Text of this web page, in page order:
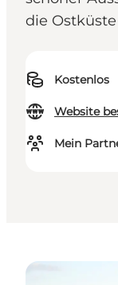
die
Kostenlos
Website
Mein